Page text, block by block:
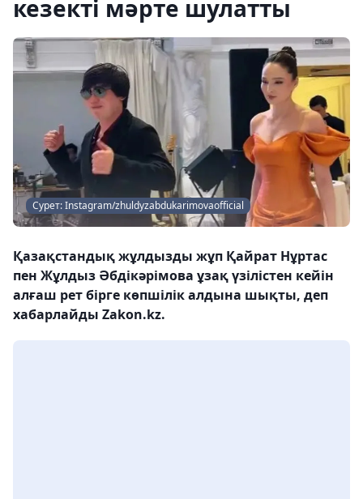
кезекті мәрте шулатты
Сурет: Instagram/zhuldyzabdukarimovaofficial
Қазақстандық жұлдызды жұп Қайрат Нұртас
пен Жұлдыз Әбдікәрімова ұзақ үзілістен кейін
алғаш рет бірге көпшілік алдына шықты, деп
хабарлайды Zakon.kz.